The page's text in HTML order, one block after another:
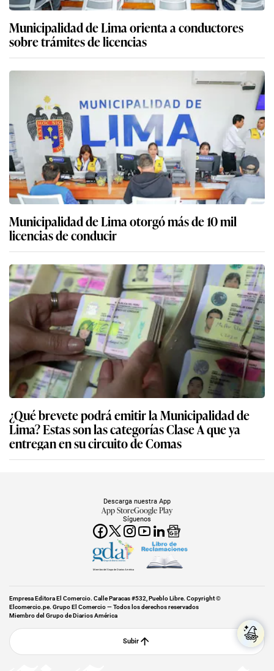
Municipalidad de Lima orienta a conductores
sobre trámites de licencias
Municipalidad de Lima otorgó más de 10 mil
licencias de conducir
¿Qué brevete podrá emitir la Municipalidad de
Lima? Estas son las categorías Clase A que ya
entregan en su circuito de Comas
Síguenos
Descarga nuestra App
App StoreGoogle Play
Miembro del Grupo de Diarios América
Empresa Editora El Comercio. Calle Paracas #532, Pueblo Libre. Copyright ©
Elcomercio.pe. Grupo El Comercio — Todos los derechos reservados
Miembro del Grupo de Diarios América
Subir